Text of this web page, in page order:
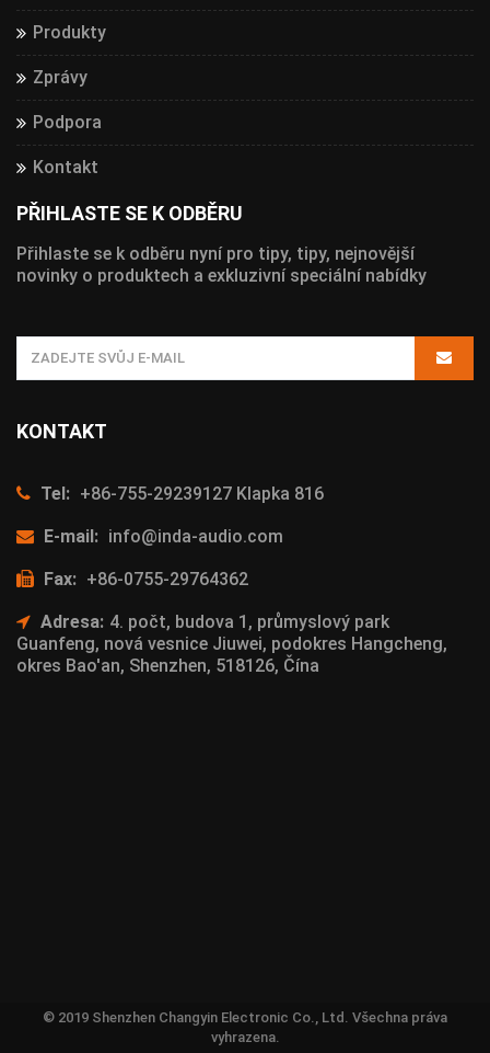
Produkty
Zprávy
Podpora
Kontakt
PŘIHLASTE SE K ODBĚRU
Přihlaste se k odběru nyní pro tipy, tipy, nejnovější
novinky o produktech a exkluzivní speciální nabídky
KONTAKT
Tel: +86-755-29239127 Klapka 816
E-mail: info@inda-audio.com
Fax: +86-0755-29764362
Adresa: 4. počt, budova 1, průmyslový park
Guanfeng, nová vesnice Jiuwei, podokres Hangcheng,
okres Bao'an, Shenzhen, 518126, Čína
© 2019 Shenzhen Changyin Electronic Co., Ltd. Všechna práva
vyhrazena.